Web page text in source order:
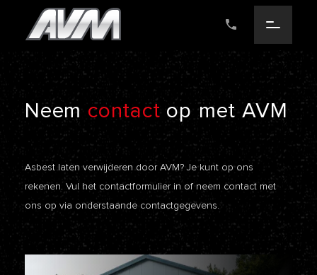
Neem contactop met AVM
Asbest laten verwijderen door AVM? Je kunt op ons
rekenen. Vul het contactformulier in of neem contact met
ons op via onderstaande contactgegevens.